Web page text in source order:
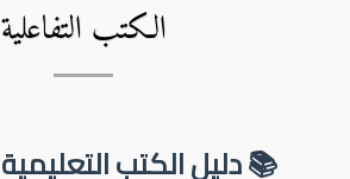
الكتب التفاعلية